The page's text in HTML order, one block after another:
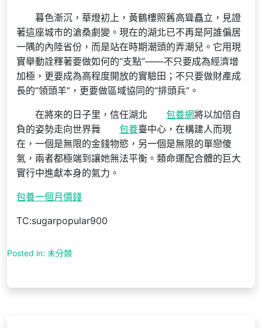
暮色漸沉，華燈初上，黃鶴樓照舊高聳矗立，見證
著這座城市的滄桑劇變。現在的湖北已不再是阿誰偏居
一隅的內陸省份，而是站在時期潮頭的弄潮兒。它用現
實舉動詮釋著要做如何的“支點”——不只要成為經濟增
加極，更要成為高程度開放的實驗田；不只要做財產成
長的“領頭羊”，更要做區域協同的“排頭兵”。
在將來的日子里，信任湖北 包養網將以加倍自
負的姿勢走向世界舞
包養臺中心，在構建人而現
在，一個是無限的金錢物慾，另一個是無限的單戀傻
氣，兩者都極端到讓她無法平衡。類命運配合體的巨大
實行中進獻本身的氣力。
包養一個月價錢
TC:sugarpopular900
Posted in: 未分類